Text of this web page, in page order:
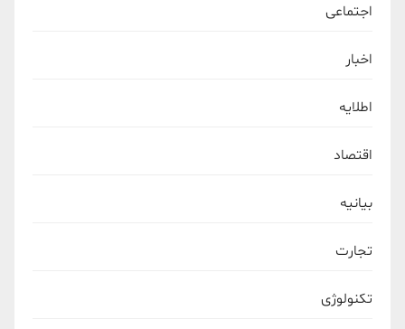
اجتماعی
اخبار
اطلایه
اقتصاد
بیانیه
تجارت
تکنولوژی